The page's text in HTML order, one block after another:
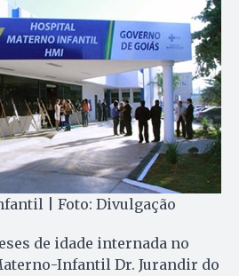
| Foto: Divulgação
de idade internada no
Infantil Dr. Jurandir do